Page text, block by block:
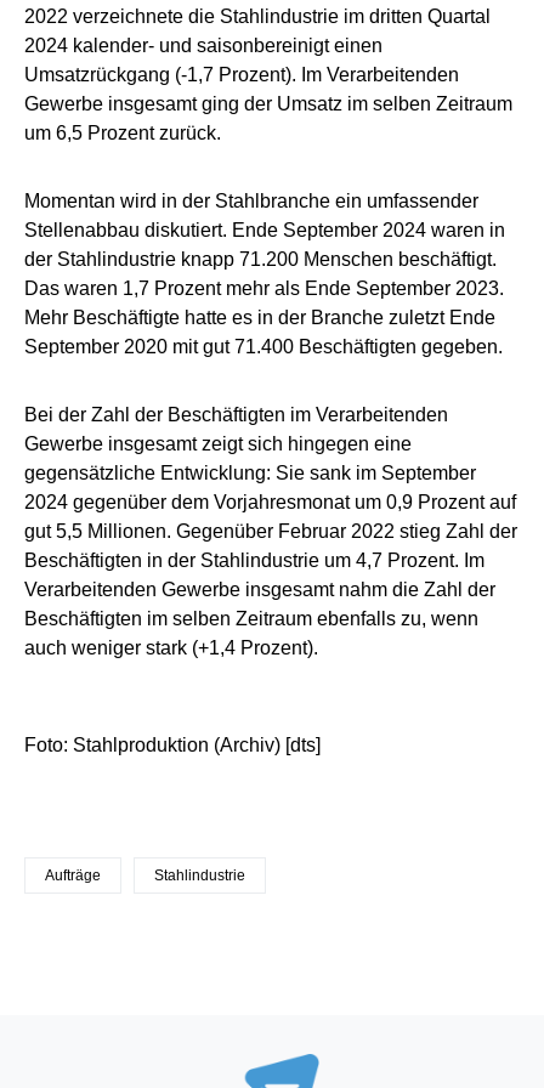
2022 verzeichnete die Stahlindustrie im dritten Quartal
2024 kalender- und saisonbereinigt einen
Umsatzrückgang (-1,7 Prozent). Im Verarbeitenden
Gewerbe insgesamt ging der Umsatz im selben Zeitraum
um 6,5 Prozent zurück.
Momentan wird in der Stahlbranche ein umfassender
Stellenabbau diskutiert. Ende September 2024 waren in
der Stahlindustrie knapp 71.200 Menschen beschäftigt.
Das waren 1,7 Prozent mehr als Ende September 2023.
Mehr Beschäftigte hatte es in der Branche zuletzt Ende
September 2020 mit gut 71.400 Beschäftigten gegeben.
Bei der Zahl der Beschäftigten im Verarbeitenden
Gewerbe insgesamt zeigt sich hingegen eine
gegensätzliche Entwicklung: Sie sank im September
2024 gegenüber dem Vorjahresmonat um 0,9 Prozent auf
gut 5,5 Millionen. Gegenüber Februar 2022 stieg Zahl der
Beschäftigten in der Stahlindustrie um 4,7 Prozent. Im
Verarbeitenden Gewerbe insgesamt nahm die Zahl der
Beschäftigten im selben Zeitraum ebenfalls zu, wenn
auch weniger stark (+1,4 Prozent).
Foto: Stahlproduktion (Archiv) [dts]
Aufträge Stahlindustrie